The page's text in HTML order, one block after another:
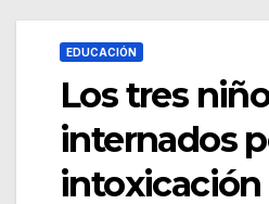
EDUCACIÓN
Los tres
internados
intoxicación